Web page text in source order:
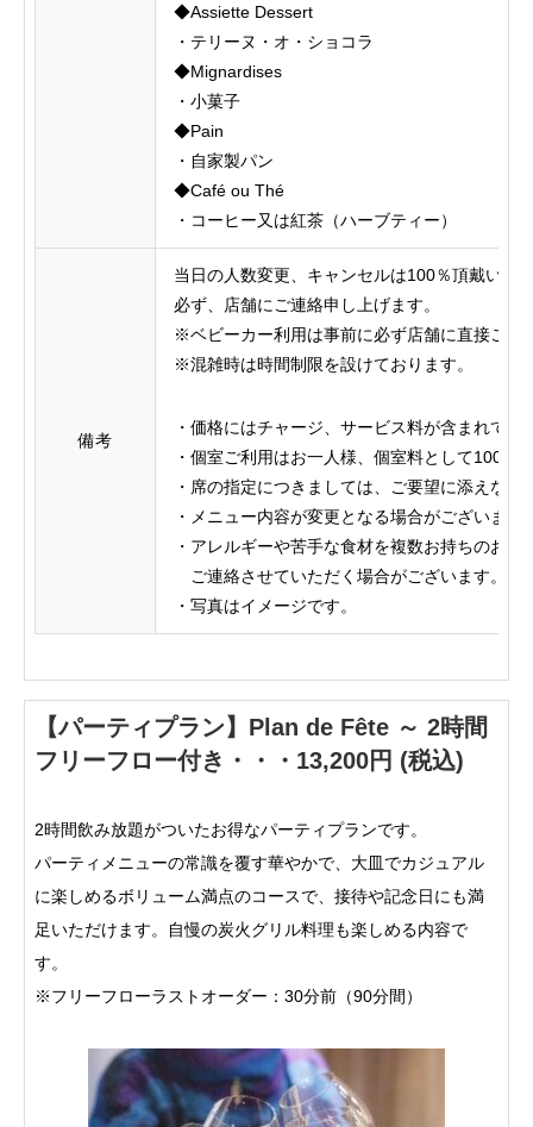
◆Assiette Dessert
・テリーヌ・オ・ショコラ
◆Mignardises
・小菓子
◆Pain
・自家製パン
◆Café ou Thé
・コーヒー又は紅茶（ハーブティー）
備考
当日の人数変更、キャンセルは100％頂戴いた
必ず、店舗にご連絡申し上げます。
※ベビーカー利用は事前に必ず店舗に直接ご連
※混雑時は時間制限を設けております。
・価格にはチャージ、サービス料が含まれてお
・個室ご利用はお一人様、個室料として1000
・席の指定につきましては、ご要望に添えない
・メニュー内容が変更となる場合がございま
・アレルギーや苦手な食材を複数お持
ご連絡させていただく場合がございます。
・写真はイメージです。
【パーティプラン】Plan de Fête ～ 2時間
フリーフロー付き・・・13,200円 (税込)
2時間飲み放題がついたお得なパーティプランです。
パーティメニューの常識を覆す華やかで、大皿でカジュアル
に楽しめるボリューム満点のコースで、接待や記念日にも満
足いただけます。自慢の炭火グリル料理も楽しめる内容で
す。
※フリーフローラストオーダー：30分前（90分間）